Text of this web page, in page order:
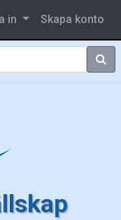
in Skapa konto
Sök